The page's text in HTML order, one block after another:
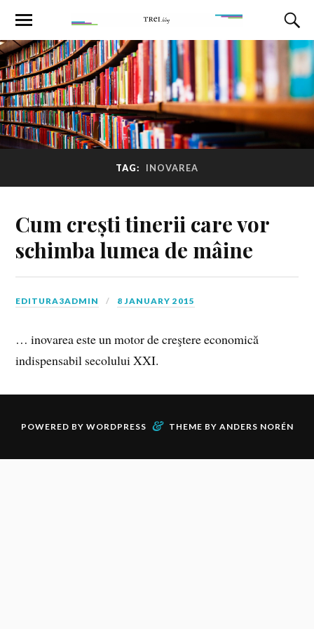
TAG: INOVAREA
Cum crești tinerii care vor
schimba lumea de mâine
EDITURA3ADMIN 8 JANUARY 2015
… inovarea este un motor de creştere economică
indispensabil secolului XXI.
POWERED BY WORDPRESS & THEME BY ANDERS NORÉN